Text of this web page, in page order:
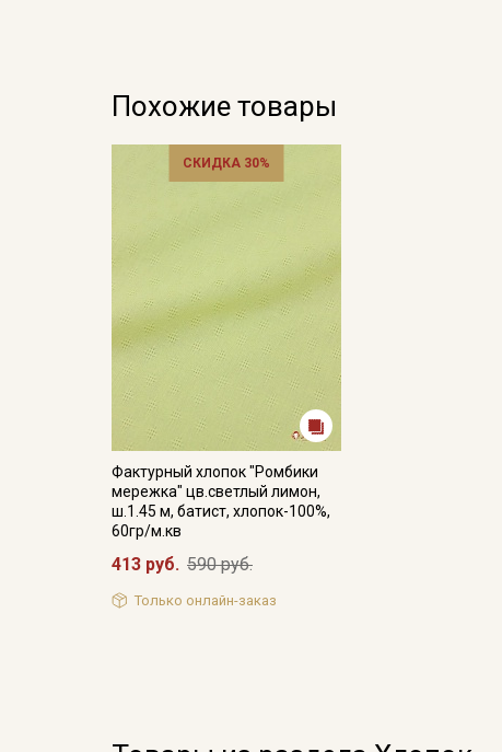
Похожие товары
СКИДКА 30%
Фактурный хлопок "Ромбики
мережка" цв.светлый лимон,
ш.1.45 м, батист, хлопок-100%,
60гр/м.кв
413 руб. 590 руб.
Только онлайн-заказ